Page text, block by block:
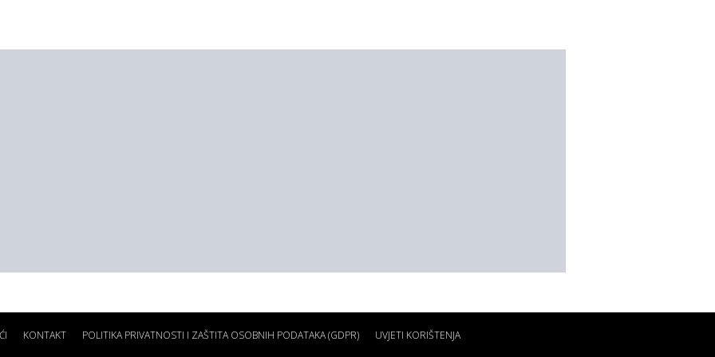
KONTAKT POLITIKA PRIVATNOSTI I ZAŠTITA OSOBNIH PODATAKA (GDPR) UVJETI KORIŠTENJA